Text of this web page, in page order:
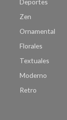
Deportes
Zen
Ornamental
Florales
Textuales
Moderno
Retro